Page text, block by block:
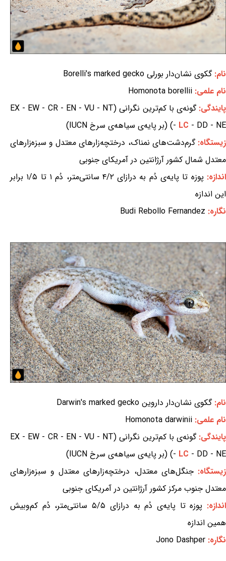
نام:گکوی نشان‌دار بورلی Borelli's marked gecko
نام علمی: Homonota borellii
پایندگی:
گونه‌ی با کم‌ترین نگرانی (EX - EW - CR - EN - VU - NT
- LC - DD - NE) (بر پایه‌ی سیاهه‌ی سرخ IUCN)
زیستگاه:گرم‌دشت‌های نمناک، درختچه‌زارهای معتدل و سبزه‌زارهای
معتدل شمال کشور آرژانتین در آمریکای جنوبی
اندازه:
پوزه تا پایه‌ی دُم به درازای ۴/۲ سانتی‌متر، دُم ۱ تا ۱/۵ برابر
این اندازه
نگاره: Budi Rebollo Fernandez
نام:گکوی نشان‌دار داروین Darwin's marked gecko
نام علمی: Homonota darwinii
پایندگی:
گونه‌ی با کم‌ترین نگرانی (EX - EW - CR - EN - VU - NT
- LC - DD - NE) (بر پایه‌ی سیاهه‌ی سرخ IUCN)
زیستگاه:جنگل‌های معتدل، درختچه‌زارهای معتدل و سبزه‌زارهای
معتدل جنوب مرکز کشور آرژانتین در آمریکای جنوبی
اندازه:
پوزه تا پایه‌ی دُم به درازای ۵/۵ سانتی‌متر، دُم کم‌وبیش
همین اندازه
نگاره: Jono Dashper